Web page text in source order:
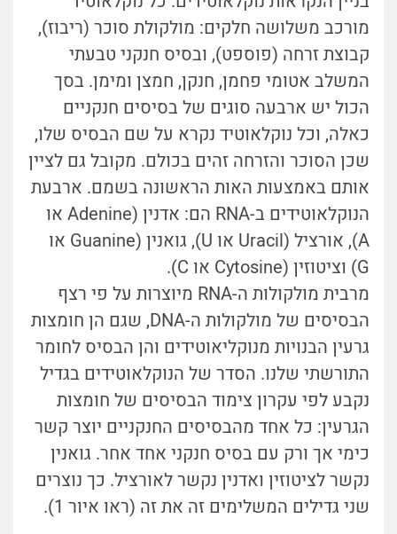
מורכב משלושה חלקים: מולקולת סוכר (ריבוז),
קבוצת זרחה (פוספט), ובסיס חנקני טבעתי
המשלב אטומי פחמן, חנקן, חמצן ומימן. בסך
הכול יש ארבעה סוגים של בסיסים חנקניים
כאלה, וכל נוקלאוטיד נקרא על שם הבסיס שלו,
שכן הסוכר והזרחה זהים בכולם. מקובל גם לציין
אותם באמצעות האות הראשונה בשמם. ארבעת
הנוקלאוטידים ב-RNA הם: אדנין (Adenine או
A), אורציל (Uracil או U), גואנין (Guanine או
G) וציטוזין (Cytosine או C).
מרבית מולקולות ה-RNA מיוצרות על פי רצף
הבסיסים של מולקולות ה-DNA, שגם הן חומצות
גרעין הבנויות מנוקליאוטידים והן הבסיס לחומר
התורשתי שלנו. הסדר של הנוקלאוטידים בגדיל
נקבע לפי עקרון צימוד הבסיסים של חומצות
הגרעין: כל אחד מהבסיסים החנקניים יוצר קשר
כימי אך ורק עם בסיס חנקני אחד אחר. גואנין
נקשר לציטוזין ואדנין נקשר לאורציל. כך נוצרים
שני גדילים המשלימים זה את זה (ראו איור 1).